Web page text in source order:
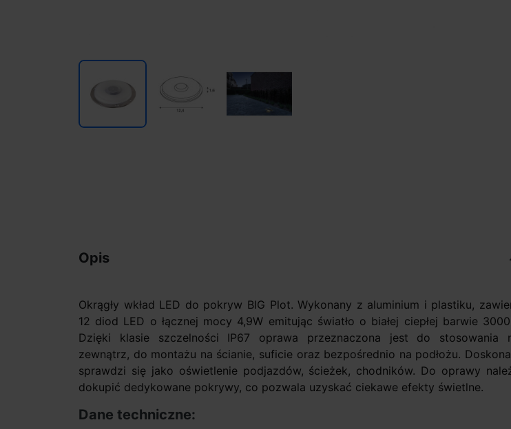
Opis
Okrągły wkład LED do pokryw BIG Plot. Wykonany z aluminium i plastiku,
12 diod LED o łącznej mocy 4,9W emitując światło o białej ciepłej barwie
Dzięki klasie szczelności IP67 oprawa przeznaczona jest do stosowania
zewnątrz, do montażu na ścianie, suficie oraz bezpośrednio na podłożu.
sprawdzi się jako oświetlenie podjazdów, ścieżek, chodników. Do oprawy
dokupić dedykowane pokrywy, co pozwala uzyskać ciekawe efekty świetlne.
Dane techniczne: